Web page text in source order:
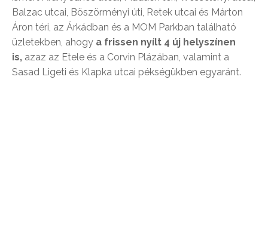
Balzac utcai, Böszörményi úti, Retek utcai és Márton
Áron téri, az Árkádban és a MOM Parkban található
üzletekben, ahogy a frissen nyílt 4 új helyszínen
is, azaz az Etele és a Corvin Plázában, valamint a
Sasad Ligeti és Klapka utcai pékségükben egyaránt.